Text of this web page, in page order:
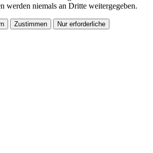
werden niemals an Dritte weitergegeben.
Zustimmen Nur erforderliche